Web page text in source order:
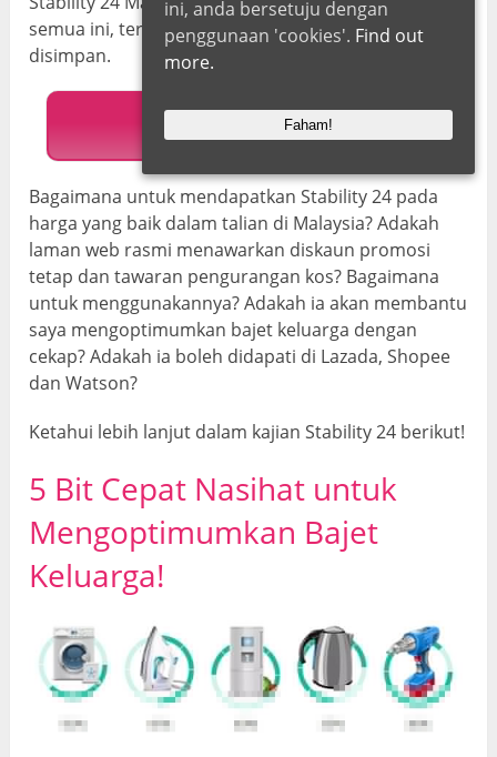
semua ini, terima kasih kepada wang tunai yang
disimpan.
Laman Web Rasmi
Bagaimana untuk mendapatkan Stability 24 pada
harga yang baik dalam talian di Malaysia? Adakah
laman web rasmi menawarkan diskaun promosi
tetap dan tawaran pengurangan kos? Bagaimana
untuk menggunakannya? Adakah ia akan membantu
saya mengoptimumkan bajet keluarga dengan
cekap? Adakah ia boleh didapati di Lazada, Shopee
dan Watson?
Ketahui lebih lanjut dalam kajian Stability 24 berikut!
5 Bit Cepat Nasihat untuk
Mengoptimumkan Bajet
Keluarga!
ini, anda bersetuju dengan
penggunaan 'cookies'. Find out
more.
Faham!